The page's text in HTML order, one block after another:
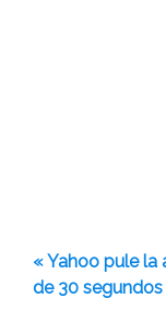
« Yahoo pule la
de 30